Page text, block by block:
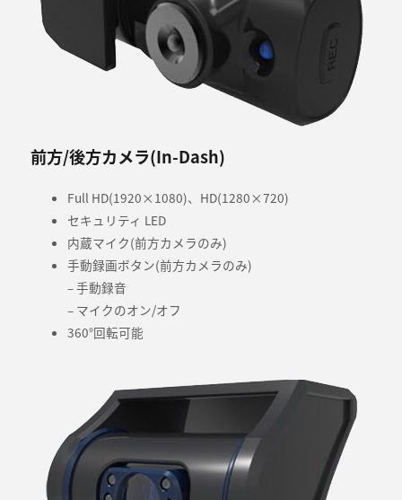
前方/後方カメラ(In-Dash)
Full HD(1920×1080)、HD(1280×720)
セキュリティ LED
内蔵マイク(前方カメラのみ)
手動録画ボタン(前方カメラのみ)
– 手動録音
– マイクのオン/オフ
360°回転可能